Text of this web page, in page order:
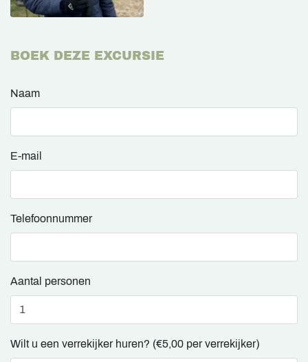
BOEK DEZE EXCURSIE
Naam
E-mail
Telefoonnummer
Aantal personen
Wilt u een verrekijker huren? (€5,00 per verrekijker)